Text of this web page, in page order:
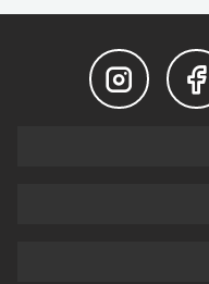

